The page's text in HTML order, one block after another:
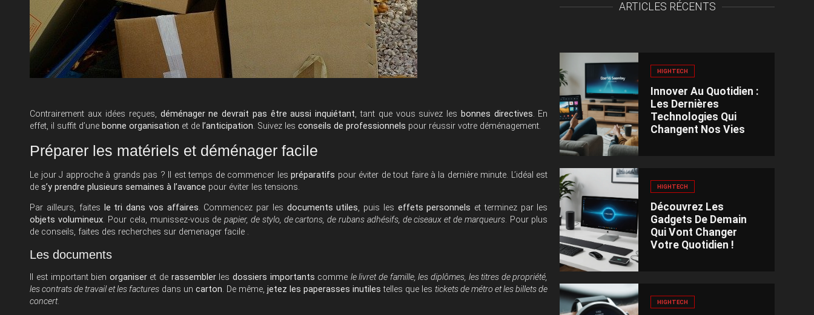
Contrairement aux idées reçues, déménager ne devrait pas être aussi inquiétant, tant que vous suivez les bonnes directives. En
effet, il suffit d’une bonne organisation et de l’anticipation. Suivez lesconseils de professionnels pour réussir votre déménagement.
Préparer les matériels et déménager facile
Le jour J approche à grands pas ? Il est temps de commencer lespréparatifs pour éviter de tout faire à la dernière minute. L’idéal est
des’y prendre plusieurs semaines à l’avance pour éviter les tensions.
Par ailleurs, faites le tri dans vos affaires. Commencez par les documents utiles, puis les effets personnels et terminez par les
objets volumineux. Pour cela, munissez-vous depapier, de stylo, de cartons, de rubans adhésifs, de ciseaux et de marqueurs. Pour plus
de conseils, faites des recherches sur demenager facile .
Les documents
Il est important bien organiseret de rassemblerles dossiers importants comme le livret de famille, les diplômes, les titres de propriété,
les contrats de travail et les factures dans uncarton. De même,jetez les paperasses inutiles telles que lestickets de métro et les billets de
concert.
ARTICLES RÉCENTS
HIGHTECH
Innover Au Quotidien :
Les Dernières
Technologies Qui
Changent Nos Vies
HIGHTECH
Découvrez Les
Gadgets De Demain
Qui Vont Changer
Votre Quotidien !
HIGHTECH